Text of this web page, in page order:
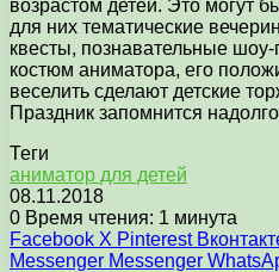
возрастом детей. Это могут
для них тематические
квесты, познавательные
костюм аниматора, его
веселить сделают детские
Праздник запомнится
Теги
аниматор для детей
08.11.2018
0 Время чтения: 1 минута
Facebook X Pinterest
Messenger Messenger